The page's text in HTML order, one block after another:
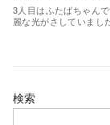
3人目はふたばちゃ
麗な光がさしていまし
検索